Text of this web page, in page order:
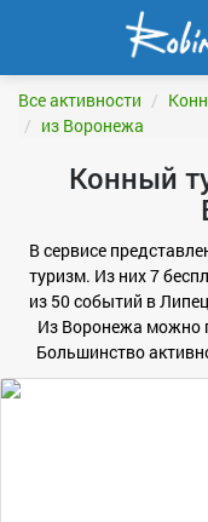
Все активности
из Воронежа
Конный
В сервисе
туризм. Из них 7
из 50 событий в
Из Воронежа можно
Большинство